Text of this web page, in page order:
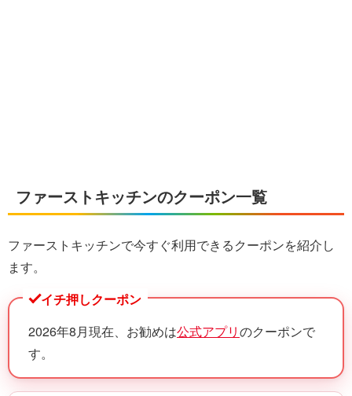
ファーストキッチンのクーポン一覧
ファーストキッチンで今すぐ利用できるクーポンを紹介し
ます。
イチ押しクーポン
2026年8月現在、お勧めは公式アプリのクーポンで
す。